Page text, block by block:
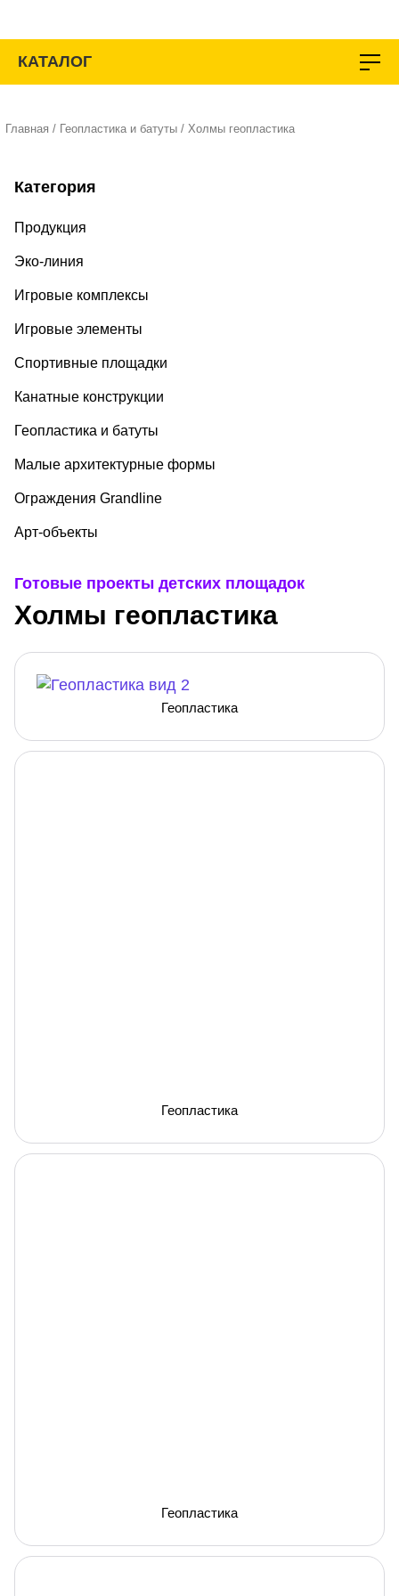
содержимому
КАТАЛОГ
Главная / Геопластика и батуты / Холмы геопластика
Категория
Продукция
Эко-линия
Игровые комплексы
Игровые элементы
Спортивные площадки
Канатные конструкции
Геопластика и батуты
Малые архитектурные формы
Ограждения Grandline
Арт-объекты
Готовые проекты детских площадок
Холмы геопластика
Геопластика
Геопластика
Геопластика